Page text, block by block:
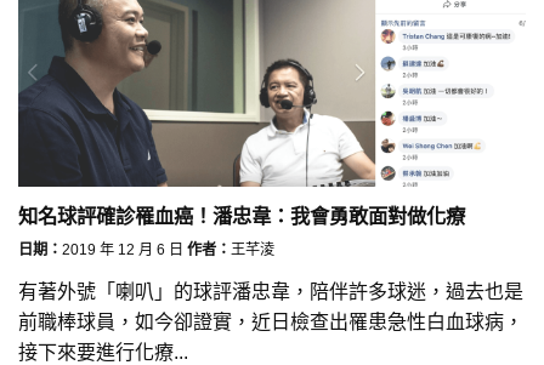
知名球評確診罹血癌！潘忠韋：我會勇敢面對做化療
日期： 2019 年 12 月 6 日 作者： 王芊淩
有著外號「喇叭」的球評潘忠韋，陪伴許多球迷，過去也是
前職棒球員，如今卻證實，近日檢查出罹患急性白血球病，
接下來要進行化療...